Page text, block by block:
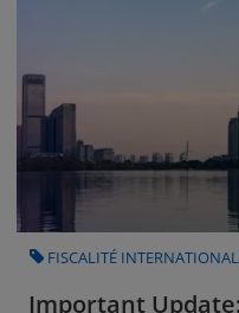
FISCALITÉ
Important